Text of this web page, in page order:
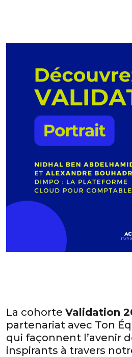
La cohorte Validation
partenariat avec Ton
qui façonnent l’avenir
inspirants à travers